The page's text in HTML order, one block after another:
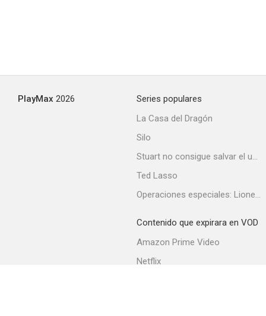
PlayMax 2026
Series populares
La Casa del Dragón
Silo
Stuart no consigue salvar el universo
Ted Lasso
Operaciones especiales: Lioness
Contenido que expirara en VOD
Amazon Prime Video
Netflix